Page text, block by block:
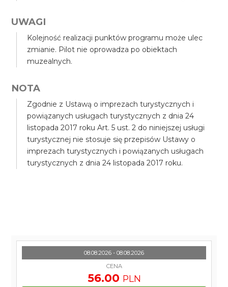
UWAGI
Kolejność realizacji punktów programu może ulec
zmianie. Pilot nie oprowadza po obiektach
muzealnych.
NOTA
Zgodnie z Ustawą o imprezach turystycznych i
powiązanych usługach turystycznych z dnia 24
listopada 2017 roku Art. 5 ust. 2 do niniejszej usługi
turystycznej nie stosuje się przepisów Ustawy o
imprezach turystycznych i powiązanych usługach
turystycznych z dnia 24 listopada 2017 roku.
08.08.2026 - 08.08.2026
CENA
56.00 PLN